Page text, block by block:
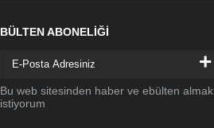
BÜLTEN ABONELİĞİ
+
Bu web sitesinden haber ve ebülten almak
istiyorum